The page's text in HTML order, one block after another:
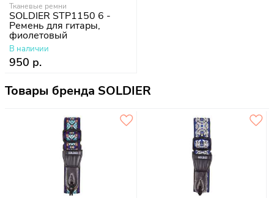
Тканевые ремни
SOLDIER STP1150 6 -
Ремень для гитары,
фиолетовый
В наличии
950 р.
Товары бренда SOLDIER